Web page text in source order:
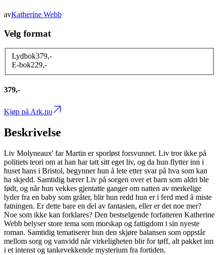
avKatherine Webb
Velg format
Lydbok379,-
E-bok229,-
379,-
Kjøp på Ark.no
Beskrivelse
Liv Molyneaux' far Martin er sporløst forsvunnet. Liv tror ikke på
politiets teori om at han har tatt sitt eget liv, og da hun flytter inn i
huset hans i Bristol, begynner hun å lete etter svar på hva som kan
ha skjedd. Samtidig bærer Liv på sorgen over et barn som aldri ble
født, og når hun vekkes gjentatte ganger om natten av merkelige
lyder fra en baby som gråter, blir hun redd hun er i ferd med å miste
fatningen. Er dette bare en del av fantasien, eller er det noe mer?
Noe som ikke kan forklares? Den bestselgende forfatteren Katherine
Webb belyser store tema som morskap og fattigdom i sin nyeste
roman. Samtidig tematiserer hun den skjøre balansen som oppstår
mellom sorg og vanvidd når virkeligheten blir for tøff, alt pakket inn
i et intenst og tankevekkende mysterium fra fortiden.